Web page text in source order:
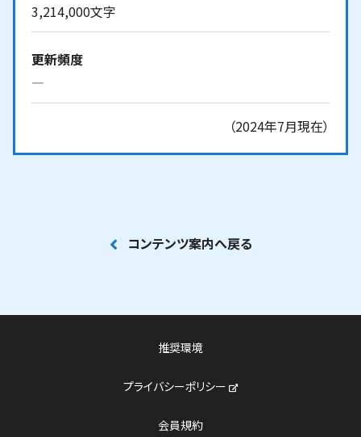
3,214,000文字
更新頻度
―
（2024年7月現在）
コンテンツ案内へ戻る
推奨環境
プライバシーポリシー 新しいウィンドウで開く
会員規約